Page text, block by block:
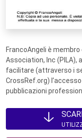
FrancoAngeli è
Association, Inc (PILA),
facilitare (attraverso i
CrossRef.org)
pubblicazioni